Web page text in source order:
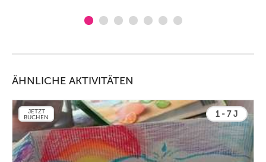
ÄHNLICHE AKTIVITÄTEN
JETZT
BUCHEN
1 - 7 J